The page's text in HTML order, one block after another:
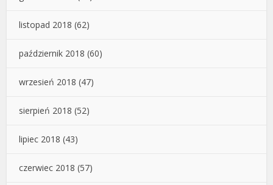
listopad 2018 (62)
październik 2018 (60)
wrzesień 2018 (47)
sierpień 2018 (52)
lipiec 2018 (43)
czerwiec 2018 (57)